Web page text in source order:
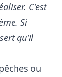
C'est
Si
qu'il
ou